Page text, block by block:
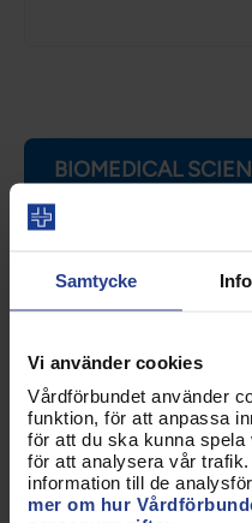
Samtycke
Vi använder cookies
Vårdförbundet använder
funktion, för att anpassa
för att du ska kunna spela
för att analysera vår
information till de
mer om hur
BIOMEDICAL
The Nordic
Laborantgruppe,
Finland:
Iceland:
Norway:
Institutt